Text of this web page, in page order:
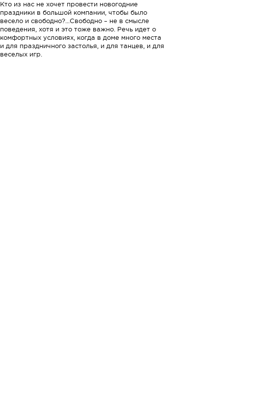
Кто из нас не хочет провести новогодние
праздники в большой компании, чтобы было
весело и свободно?...Свободно – не в смысле
поведения, хотя и это тоже важно. Речь идет о
комфортных условиях, когда в доме много места
и для праздничного застолья, и для танцев, и для
веселых игр.